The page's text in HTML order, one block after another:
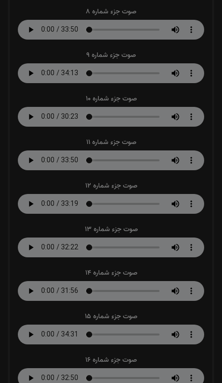
صوت جزء شماره 8
صوت جزء شماره 9
صوت جزء شماره 10
صوت جزء شماره 11
صوت جزء شماره 12
صوت جزء شماره 13
صوت جزء شماره 14
صوت جزء شماره 15
صوت جزء شماره 16